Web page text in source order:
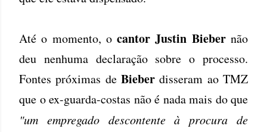
Até o momento, ocantor Justin Biebernão
deu nenhuma declaração sobre o processo.
Fontes próximas de Bieber disseram ao TMZ
que o ex-guarda-costas não é nada mais do que
"um empregado descontente à procura de